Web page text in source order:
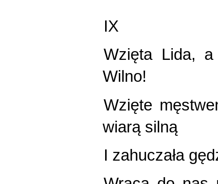
IX
Wzięta Lida,
Wilno!
Wzięte
wiarą silną
I zahuczała